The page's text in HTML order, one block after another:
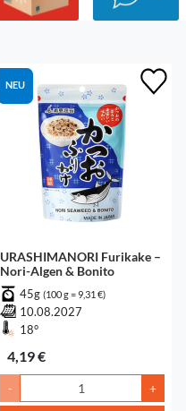
NEU
URASHIMANORI Furikake –
Nori-Algen & Bonito
45g (100 g = 9,31 €)
10.08.2027
18°
4,19 €
- +